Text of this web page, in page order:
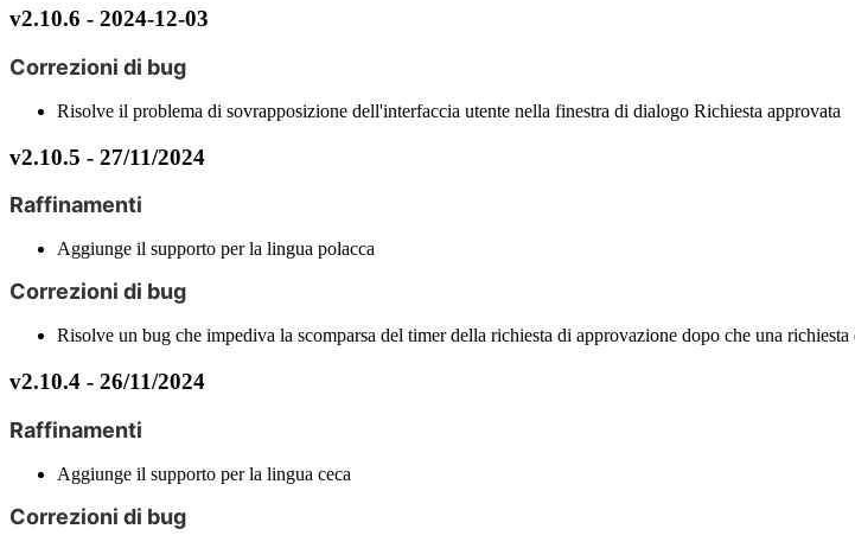
v2.10.6 - 2024-12-03
Correzioni di bug
Risolve il problema di sovrapposizione dell'interfaccia utente nella finestra di dialogo Richiesta approvata
v2.10.5 - 27/11/2024
Raffinamenti
Aggiunge il supporto per la lingua polacca
Correzioni di bug
Risolve un bug che impediva la scomparsa del timer della richiesta di approvazione dopo che una richiesta
v2.10.4 - 26/11/2024
Raffinamenti
Aggiunge il supporto per la lingua ceca
Correzioni di bug